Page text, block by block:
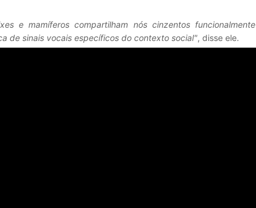
e mamíferos compartilham nós cinzentos funcionalmente
de sinais vocais específicos do contexto social", disse ele.